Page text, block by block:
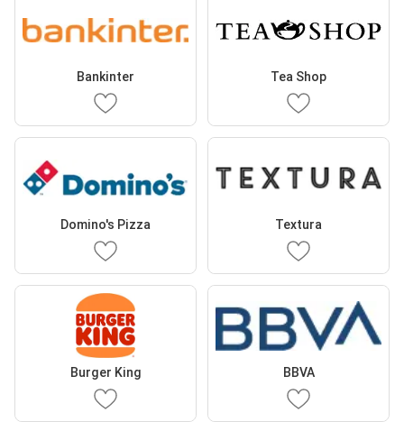
Bankinter Tea Shop
Domino's Pizza Textura
Burger King BBVA